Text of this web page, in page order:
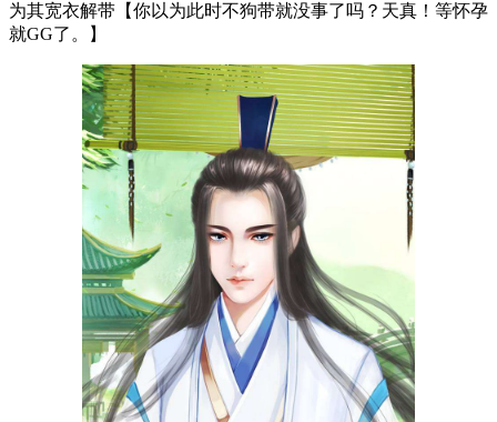
为其宽衣解带【你以为此时不狗带就没事了吗？天真！等怀孕
就GG了。】